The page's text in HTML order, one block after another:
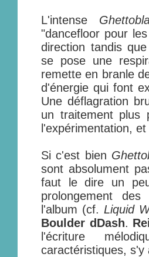
L'intense
"dancefloor pour
direction tandis
se pose une
remette en branle
d'énergie qui font
Une déflagration
un traitement plus
l'expérimentation,
Si c'est bien
sont absolument
faut le dire un
prolongement
l'album (cf. Liquid
Boulder dDash.
l'écriture
caractéristiques, s'y